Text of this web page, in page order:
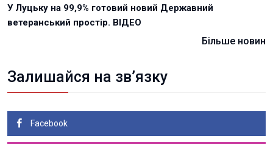
У Луцьку на 99,9% готовий новий Державний
ветеранський простір. ВІДЕО
Більше новин
Залишайся на зв’язку
Facebook